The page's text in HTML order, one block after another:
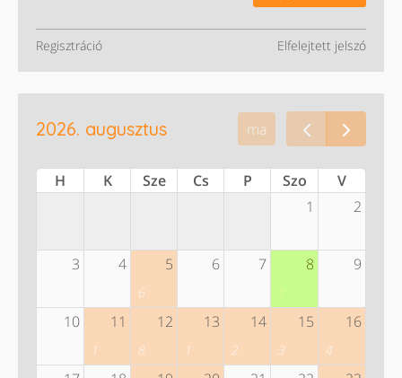
Regisztráció Elfelejtett jelszó
2026. augusztus ma
H K Sze Cs P Szo
V
1
2
3 4 5
6
6 7 8
1
9
10 11
1
12
8
13
1
14
2
15
3
16
4